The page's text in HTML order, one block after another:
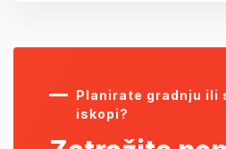
Planirate gradnju ili
iskopi?